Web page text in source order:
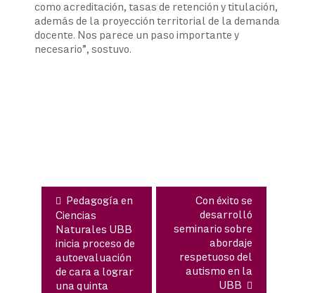
como acreditación, tasas de retención y titulación,
además de la proyección territorial de la demanda
docente. Nos parece un paso importante y
necesario”, sostuvo.
Pedagogía en
Ciencias
Naturales UBB
inicia proceso de
autoevaluación
de cara a lograr
una quinta
Con éxito se
desarrolló
seminario sobre
abordaje
respetuoso del
autismo en la
UBB